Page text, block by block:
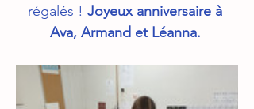
régalés ! Joyeux anniversaire à
Ava, Armand et Léanna.